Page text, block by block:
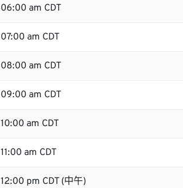
06:00 am CDT
07:00 am CDT
08:00 am CDT
09:00 am CDT
10:00 am CDT
11:00 am CDT
12:00 pm CDT (中午)